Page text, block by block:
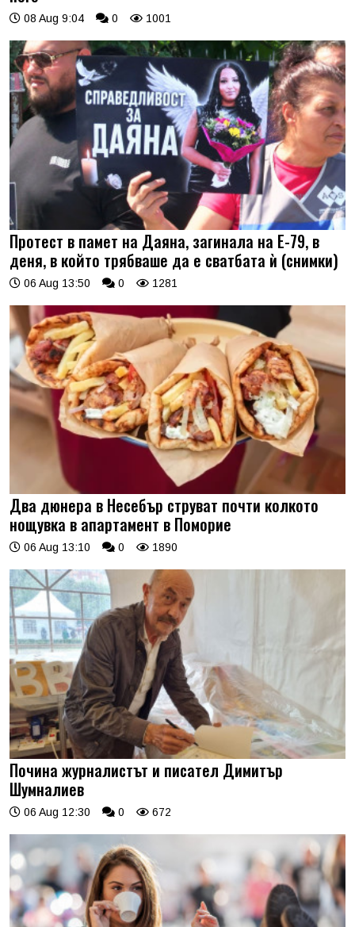
08 Aug 9:04 0 1001
Протест в памет на Даяна, загинала на Е-79, в
деня, в който трябваше да е сватбата ѝ (снимки)
06 Aug 13:50 0 1281
Два дюнера в Несебър струват почти колкото
нощувка в апартамент в Поморие
06 Aug 13:10 0 1890
Почина журналистът и писател Димитър
Шумналиев
06 Aug 12:30 0 672